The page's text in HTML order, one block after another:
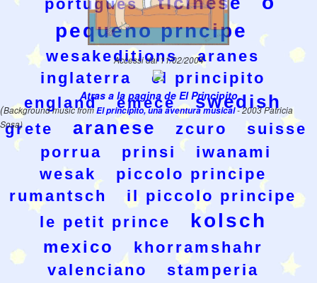
portugues
pequeno prncipe
wesakeditions
aranes
inglaterra
el principito
england
emece swedish
grete aranese zcuro
suisse
porrua
prinsi
iwanami
wesak
piccolo principe
rumantsch
il piccolo principe
le petit prince
kolsch
mexico
khorramshahr
valenciano
stamperia
Accessi dal 11/02/2004
Atras a la pagina de El Principito
(Background music fromEl principito, una aventura musical- 2003 Patricia
Sosa)